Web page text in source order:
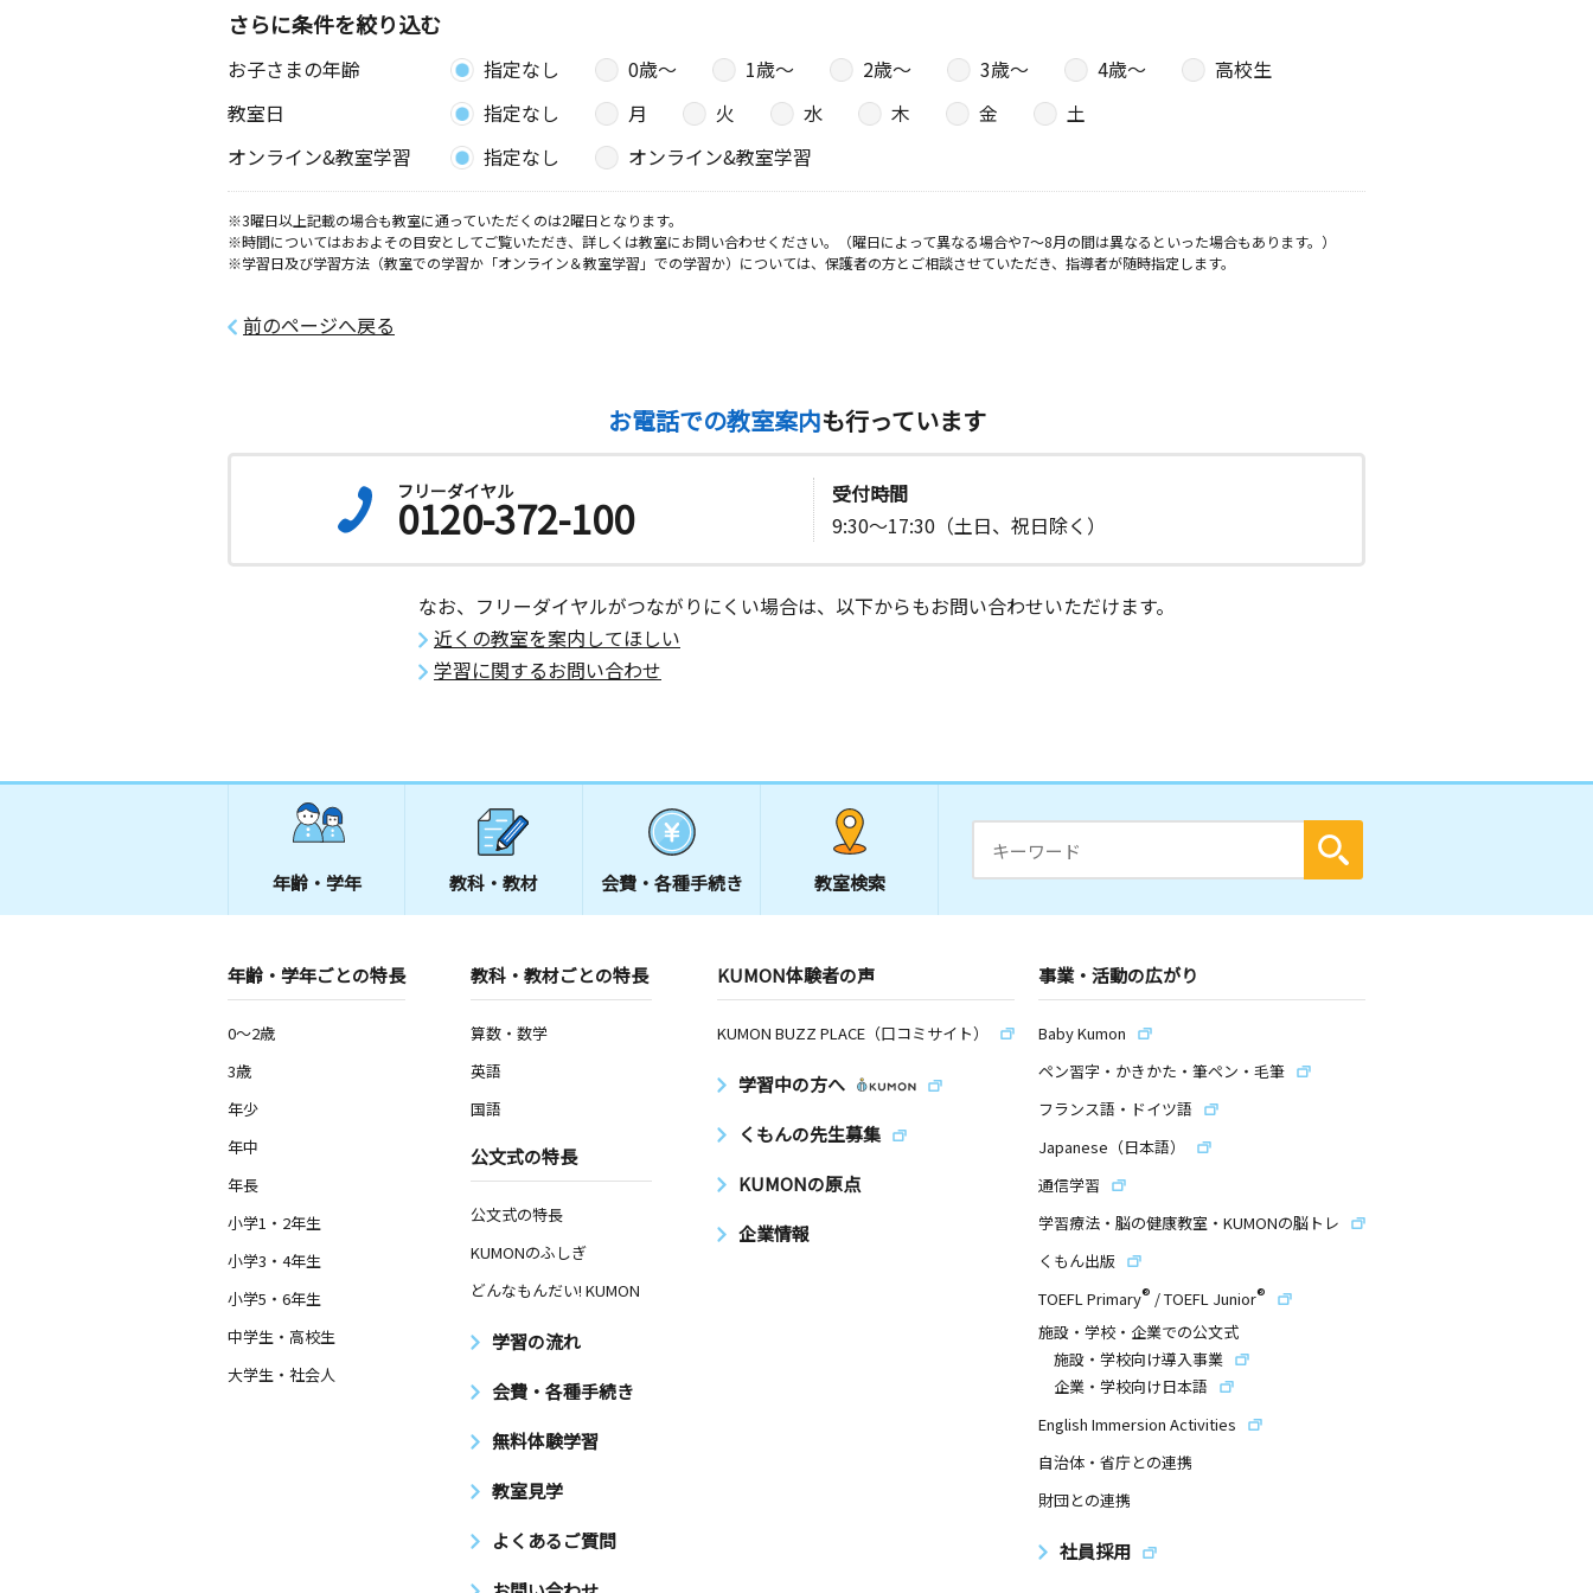
さらに条件を絞り込む
お子さまの年齢 指定なし 0歳〜 1歳〜 2歳〜 3歳〜 4歳〜
高校生
教室日
指定なし 月 火 水 木 金
土
オンライン&教室学習
指定なし オンライン&教室学習
※3曜日以上記載の場合も教室に通っていただくのは2曜日となります。
※時間についてはおおよその目安としてご覧いただき、詳しくは教室にお問い合わせください。（曜日によって異なる場合や7～8月の間は異なるといった場合もあります。）
※学習日及び学習方法（教室での学習か「オンライン＆教室学習」での学習か）については、保護者の方とご相談させていただき、指導者が随時指定します。
前のページへ戻る
お電話での教室案内も行っています
フリーダイヤル
0120-372-100
受付時間
9:30～17:30（土日、祝日除く）
なお、フリーダイヤルがつながりにくい場合は、以下からもお問い合わせいただけます。
近くの教室を案内してほしい
学習に関するお問い合わせ
年齢・学年 教科・教材 会費・ 各種手続き 教室検索
年齢・学年ごとの特長
0～2歳
3歳
年少
年中
年長
小学1・2年生
小学3・4年生
小学5・6年生
中学生・高校生
大学生・社会人
教科・教材ごとの特長
算数・数学
英語
国語
公文式の特長
公文式の特長
KUMONのふしぎ
どんなもんだい! KUMON
学習の流れ
会費・各種手続き
無料体験学習
教室見学
よくあるご質問
KUMON体験者の声
KUMON BUZZ PLACE（口コミサイト）
学習中の方へ
くもんの先生募集
KUMONの原点
企業情報
事業・活動の広がり
Baby Kumon
ペン習字・かきかた・筆ペン・毛筆
フランス語・ドイツ語
Japanese（日本語）
通信学習
学習療法・脳の健康教室・KUMONの脳トレ
くもん出版
TOEFL Primary® /TOEFL Junior®
施設・学校・企業での公文式
施設・学校向け導入事業
企業・学校向け日本語
English Immersion Activities
自治体・省庁との連携
財団との連携
社員採用